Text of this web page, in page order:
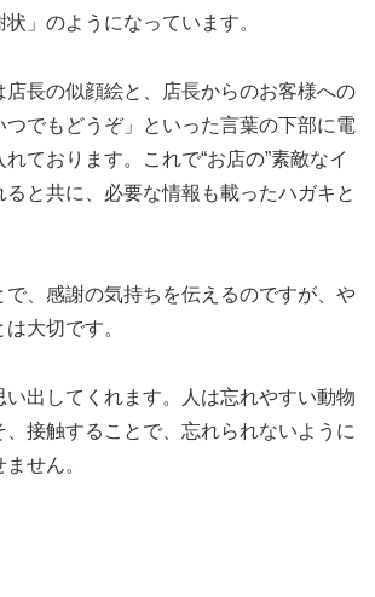
」のようになっています。
店長の似顔絵と、店長からのお客様への
つでもどうぞ」といった言葉の下部に電
ております。これで“お店の”素敵なイ
ると共に、必要な情報も載ったハガキと
で、感謝の気持ちを伝えるのですが、や
大切です。
い出してくれます。人は忘れやすい動物
、接触することで、忘れられないように
せん。